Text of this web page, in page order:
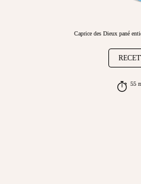
Caprice des Dieux pané
55